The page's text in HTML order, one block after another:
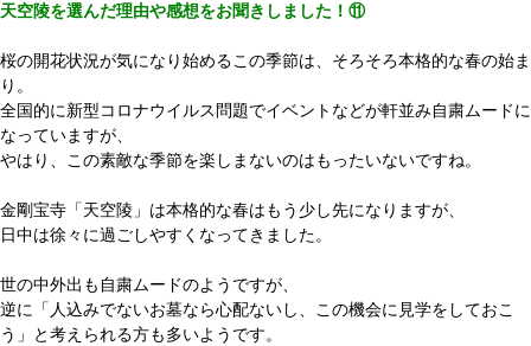
天空陵を選んだ理由や感想をお聞きしました！⑪
桜の開花状況が気になり始めるこの季節は、そろそろ本格的な春の始ま
り。
全国的に新型コロナウイルス問題でイベントなどが軒並み自粛ムードに
なっていますが、
やはり、この素敵な季節を楽しまないのはもったいないですね。
金剛宝寺「天空陵」は本格的な春はもう少し先になりますが、
日中は徐々に過ごしやすくなってきました。
世の中外出も自粛ムードのようですが、
逆に「人込みでないお墓なら心配ないし、この機会に見学をしておこ
う」と考えられる方も多いようです。